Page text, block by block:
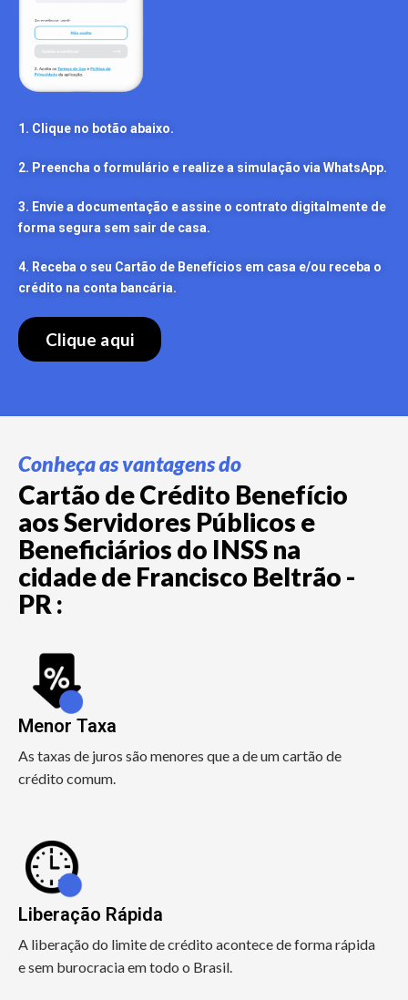
1. Clique no botão abaixo.
2. Preencha o formulário e realize a simulação via WhatsApp.
3. Envie a documentação e assine o contrato digitalmente de
forma segura sem sair de casa.
4. Receba o seu Cartão de Benefícios em casa e/ou receba o
crédito na conta bancária.
Clique aqui
Conheça as vantagens do
Cartão de Crédito Benefício
aos Servidores Públicos e
Beneficiários do INSS na
cidade de Francisco Beltrão -
PR :
Menor Taxa
As taxas de juros são menores que a de um cartão de
crédito comum.
Liberação Rápida
A liberação do limite de crédito acontece de forma rápida
e sem burocracia em todo o Brasil.